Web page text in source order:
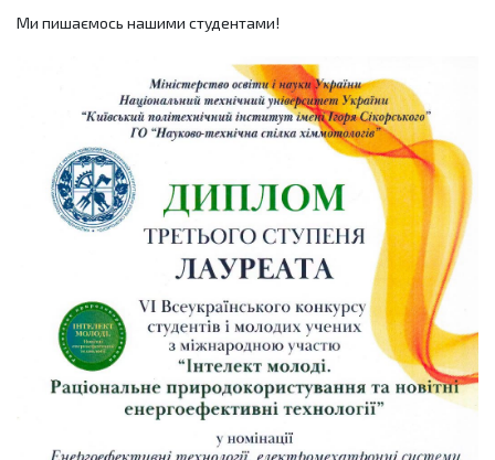
Ми пишаємось нашими студентами!